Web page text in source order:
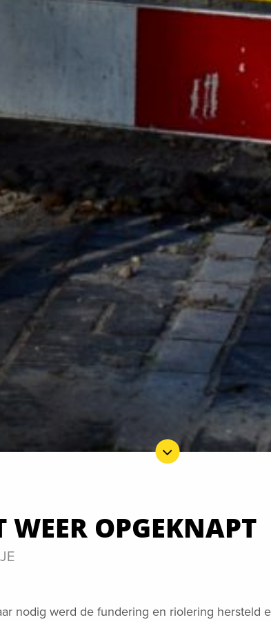
WEER OPGEKNAPT
nodig werd de fundering en riolering hersteld